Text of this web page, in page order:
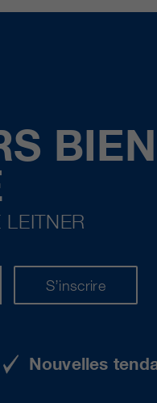
BIEN
S’inscrire
Nouvelles